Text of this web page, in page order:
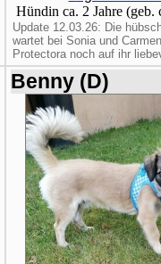
Hündin ca. 2 Jahre (geb.
Update 12.03.26: Die
wartet bei Sonia und
Protectora noch auf ihr
Benny (D)